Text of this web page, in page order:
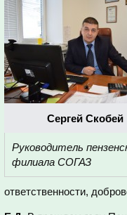
Сергей Скобей
Руководитель
филиала СОГАЗ
ответственности,